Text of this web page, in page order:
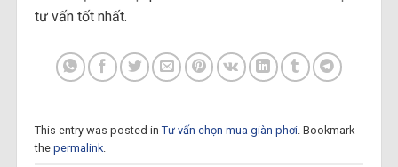
tư vấn tốt nhất.
This entry was posted in Tư vấn chọn mua giàn phơi. Bookmark
the permalink.